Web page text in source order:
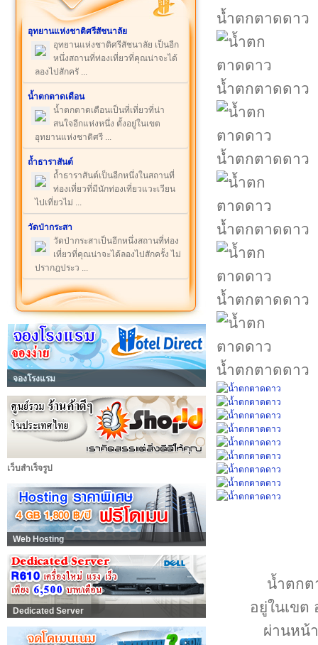
อุทยานแห่งชาติศรีสัชนาลัย
อุทยานแห่งชาติศรีสัชนาลัย เป็นอีก
หนึ่งสถานที่ท่องเที่ยวที่คุณน่าจะได้
ลองไปสักครั ...
น้ำตกตาดเดือน
น้ำตกตาดเดือนเป็นที่เที่ยวที่น่า
สนใจอีกแห่งหนึ่ง ตั้งอยู่ในเขต
อุทยานแห่งชาติศรี ...
ถ้ำธาราสันต์
ถ้ำธาราสันต์เป็นอีกหนึ่งในสถานที่
ท่องเที่ยวที่มีนักท่องเที่ยวแวะเวียน
ไปเที่ยวไม่ ...
วัดป่ากระสา
วัดป่ากระสาเป็นอีกหนึ่งสถานที่ท่อง
เที่ยวที่คุณน่าจะได้ลองไปสักครั้ง ไม่
ปรากฎประว ...
จองโรงแรม
เว็บสำเร็จรูป
Web Hosting
Dedicated Server
น้ำตกตาดดาว
น้ำตกตาดดาว
น้ำตกตาดดาว
น้ำตกตาดดาว
น้ำตกตาดดาว
น้ำตกตาดดาว
น้ำตกต
อยู่ในเขต
ผ่านหน้